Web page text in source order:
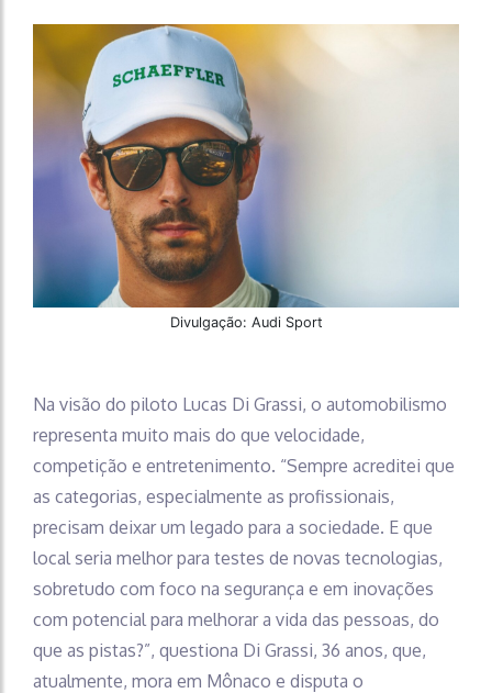
Divulgação: Audi Sport
Na visão do piloto Lucas Di Grassi, o automobilismo
representa muito mais do que velocidade,
competição e entretenimento. “Sempre acreditei que
as categorias, especialmente as profissionais,
precisam deixar um legado para a sociedade. E que
local seria melhor para testes de novas tecnologias,
sobretudo com foco na segurança e em inovações
com potencial para melhorar a vida das pessoas, do
que as pistas?”, questiona Di Grassi, 36 anos, que,
atualmente, mora em Mônaco e disputa o